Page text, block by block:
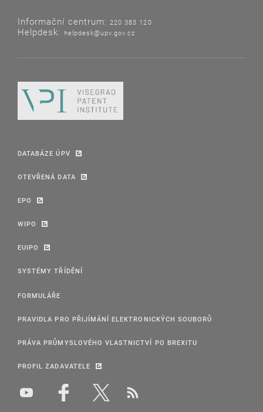
Informační centrum: 220 383 120
Helpdesk: helpdesk@upv.gov.cz
DATABÁZE ÚPV
OTEVŘENÁ DATA
EPO
WIPO
EUIPO
SYSTÉMY TŘÍDĚNÍ
FORMULÁŘE
PRAVIDLA PRO PŘIJÍMÁNÍ ELEKTRONICKÝCH SOUBORŮ
PRÁVA PRŮMYSLOVÉHO VLASTNICTVÍ PO BREXITU
PROFIL ZADAVATELE